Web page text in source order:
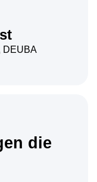
DEUBA
die